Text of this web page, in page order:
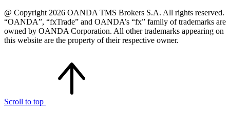
@ Copyright 2026 OANDA TMS Brokers S.A. All rights reserved.
“OANDA”, “fxTrade” and OANDA’s “fx” family of trademarks are
owned by OANDA Corporation. All other trademarks appearing on
this website are the property of their respective owner.
Scroll to top